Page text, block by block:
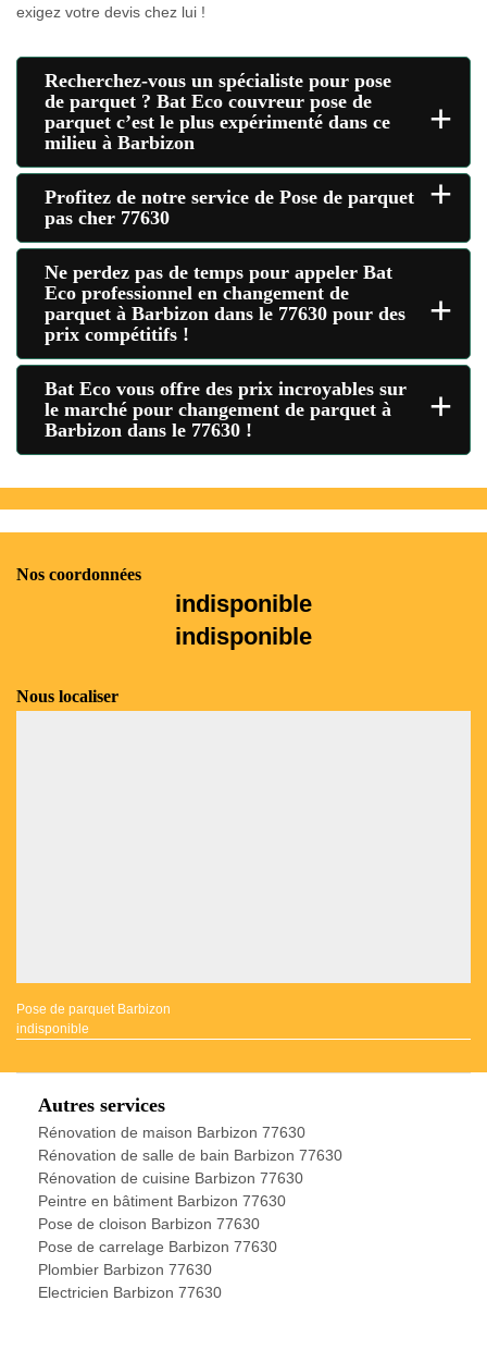
exigez votre devis chez lui !
Recherchez-vous un spécialiste pour pose
de parquet ? Bat Eco couvreur pose de
parquet c’est le plus expérimenté dans ce
milieu à Barbizon
+
Profitez de notre service de Pose de parquet
pas cher 77630
+
Ne perdez pas de temps pour appeler Bat
Eco professionnel en changement de
parquet à Barbizon dans le 77630 pour des
prix compétitifs !
+
Bat Eco vous offre des prix incroyables sur
le marché pour changement de parquet à
Barbizon dans le 77630 !
+
Nos coordonnées
indisponible
indisponible
Nous localiser
Pose de parquet Barbizon
indisponible
Autres services
Rénovation de maison Barbizon 77630
Rénovation de salle de bain Barbizon 77630
Rénovation de cuisine Barbizon 77630
Peintre en bâtiment Barbizon 77630
Pose de cloison Barbizon 77630
Pose de carrelage Barbizon 77630
Plombier Barbizon 77630
Electricien Barbizon 77630